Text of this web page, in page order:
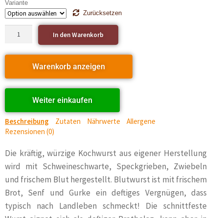
Variante
Zurücksetzen
In den Warenkorb
Warenkorb anzeigen
Weiter einkaufen
Beschreibung Zutaten Nährwerte
Allergene
Rezensionen (0)
Die kräftig, würzige Kochwurst aus eigener Herstellung
wird mit Schweineschwarte, Speckgrieben, Zwiebeln
und frischem Blut hergestellt. Blutwurst ist mit frischem
Brot, Senf und Gurke ein deftiges Vergnügen, dass
typisch nach Landleben schmeckt! Die schnittfeste